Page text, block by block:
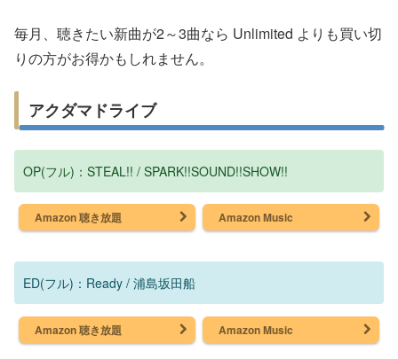
毎月、聴きたい新曲が2～3曲なら Unlimited よりも買い切
りの方がお得かもしれません。
アクダマドライブ
OP(フル)：STEAL!! / SPARK!!SOUND!!SHOW!!
Amazon 聴き放題 Amazon Music
ED(フル)：Ready / 浦島坂田船
Amazon 聴き放題 Amazon Music